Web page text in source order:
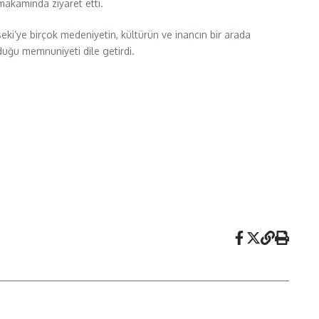
ziyaret etti.
birçok medeniyetin, kültürün ve inancın bir arada
memnuniyeti dile getirdi.